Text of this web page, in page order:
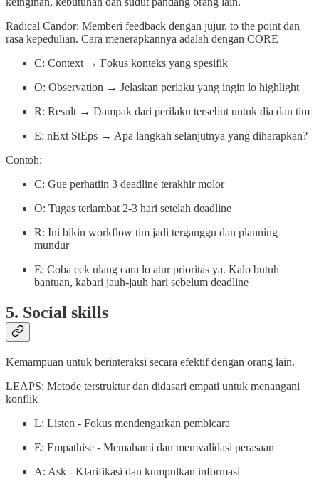
Radical Candor: Memberi feedback dengan jujur, to the point dan
rasa kepedulian. Cara menerapkannya adalah dengan CORE
C: Context → Fokus konteks yang spesifik
O: Observation → Jelaskan periaku yang ingin lo highlight
R: Result → Dampak dari perilaku tersebut untuk dia dan tim
E: nExt StEps → Apa langkah selanjutnya yang diharapkan?
Contoh:
C: Gue perhatiin 3 deadline terakhir molor
O: Tugas terlambat 2-3 hari setelah deadline
R: Ini bikin workflow tim jadi terganggu dan planning
mundur
E: Coba cek ulang cara lo atur prioritas ya. Kalo butuh
bantuan, kabari jauh-jauh hari sebelum deadline
5. Social skills
Kemampuan untuk berinteraksi secara efektif dengan orang lain.
LEAPS: Metode terstruktur dan didasari empati untuk menangani
konflik
L: Listen - Fokus mendengarkan pembicara
E: Empathise - Memahami dan memvalidasi perasaan
A: Ask - Klarifikasi dan kumpulkan informasi